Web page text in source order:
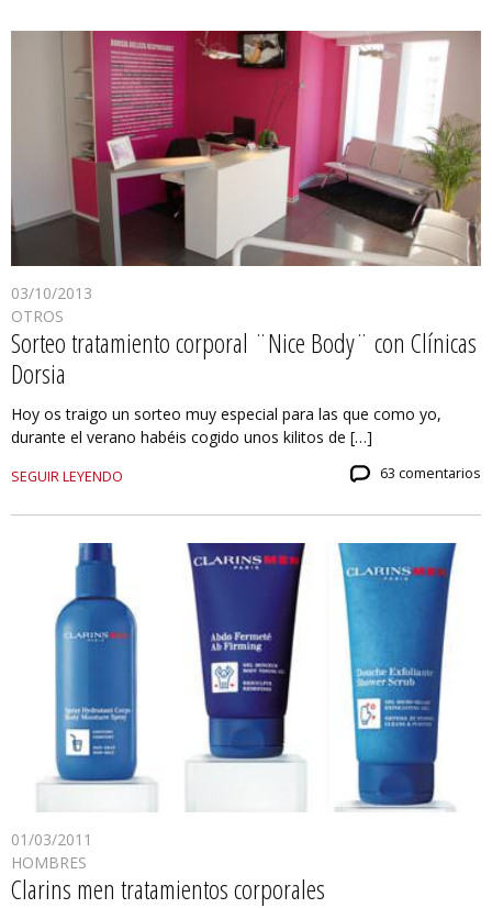
03/10/2013
OTROS
Sorteo tratamiento corporal ¨Nice Body¨ con Clínicas
Dorsia
Hoy os traigo un sorteo muy especial para las que como yo,
durante el verano habéis cogido unos kilitos de […]
SEGUIR LEYENDO 63 comentarios
01/03/2011
HOMBRES
Clarins men tratamientos corporales